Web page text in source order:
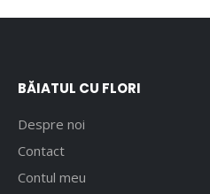
BĂIATUL CU FLORI
Despre noi
Contact
Contul meu